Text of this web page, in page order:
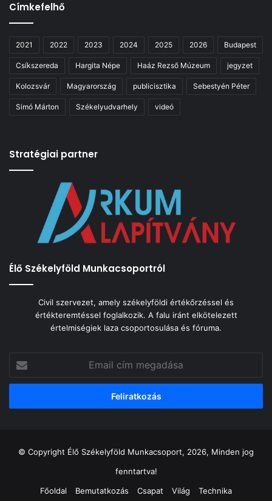
Címkefelhő
2021 2022 2023 2024 2025 2026 Budapest
Csíkszereda Hargita Népe Haáz Rezső Múzeum jegyzet
Kolozsvár Magyarország publicisztika Sebestyén Péter
Simó Márton Székelyudvarhely videó
Stratégiai partner
Élő Székelyföld Munkacsoportról
Civil szervezet, amely székelyföldi értékőrzéssel és
értékteremtéssel foglalkozik. A falu iránt elkötelezett
értelmiségiek laza csoportosulása és fóruma.
cím
megadása
© Copyright Élő Székelyföld Munkacsoport, 2026, Minden jog
fenntartva!
Főoldal
Bemutatkozás Csapat Világ Technika